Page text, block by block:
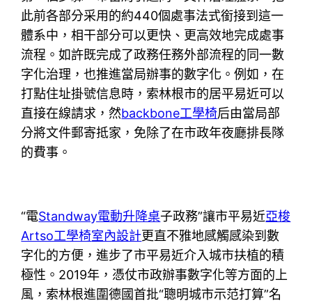
此前各部分采用的約440個處事法式銜接到這一
體系中，相干部分可以更快、更高效地完成處事
流程。如許既完成了政務任務外部流程的同一數
字化治理，也推進當局辦事的數字化。例如，在
打點住址掛號信息時，索林根市的居平易近可以
直接在線請求，然backbone工學椅后由當局部
分將文件郵寄抵家，免除了在市政年夜廳排長隊
的費事。
“電Standway電動升降桌子政務”讓市平易近亞梭
Artso工學椅室內設計更直不雅地感觸感染到數
字化的方便，進步了市平易近介入城市扶植的積
極性。2019年，憑仗市政辦事數字化等方面的上
風，索林根進圍德國首批“聰明城市示范打算”名